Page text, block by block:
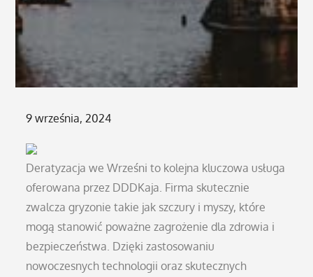
Posted
9 września, 2024
Deratyzacja we Wrześni to kolejna kluczowa usługa
oferowana przez DDDKaja. Firma skutecznie
zwalcza gryzonie takie jak szczury i myszy, które
mogą stanowić poważne zagrożenie dla zdrowia i
bezpieczeństwa. Dzięki zastosowaniu
nowoczesnych technologii oraz skutecznych